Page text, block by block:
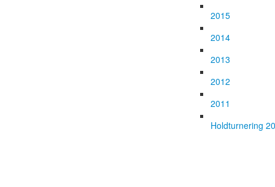
2015
2014
2013
2012
2011
Holdturnering